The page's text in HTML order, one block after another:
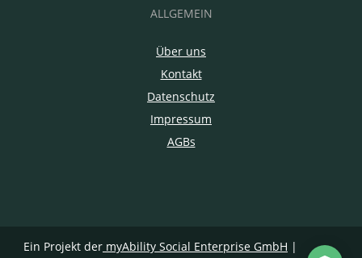
ALLGEMEIN
Über uns
Kontakt
Datenschutz
Impressum
AGBs
Ein Projekt der myAbility Social Enterprise GmbH |